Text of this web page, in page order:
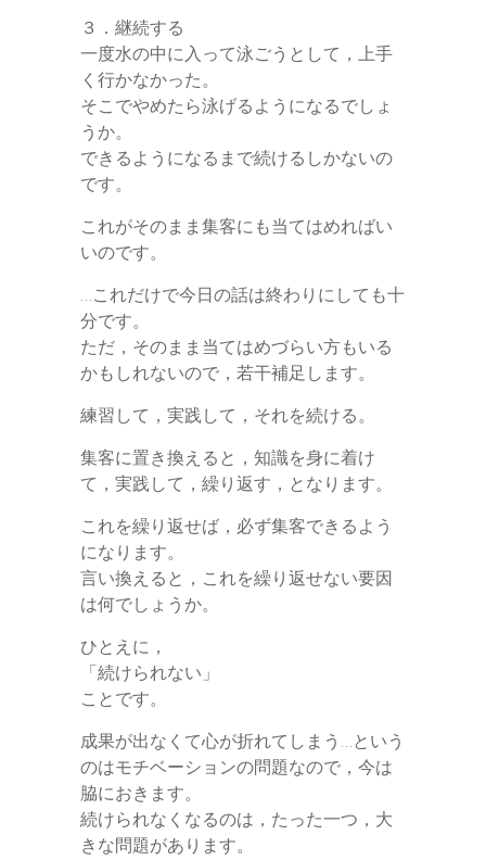
３．継続する
一度水の中に入って泳ごうとして，上手
く行かなかった。
そこでやめたら泳げるようになるでしょ
うか。
できるようになるまで続けるしかないの
です。
これがそのまま集客にも当てはめればい
いのです。
…これだけで今日の話は終わりにしても十
分です。
ただ，そのまま当てはめづらい方もいる
かもしれないので，若干補足します。
練習して，実践して，それを続ける。
集客に置き換えると，知識を身に着け
て，実践して，繰り返す，となります。
これを繰り返せば，必ず集客できるよう
になります。
言い換えると，これを繰り返せない要因
は何でしょうか。
ひとえに，
「続けられない」
ことです。
成果が出なくて心が折れてしまう…という
のはモチベーションの問題なので，今は
脇におきます。
続けられなくなるのは，たった一つ，大
きな問題があります。